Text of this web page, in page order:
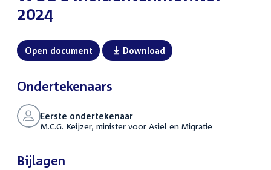
2024
Open document Download
Ondertekenaars
Eerste ondertekenaar
M.C.G. Keijzer, minister voor Asiel en Migratie
Bijlagen